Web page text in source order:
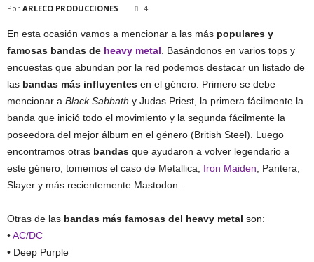
Por ARLECO PRODUCCIONES 4
En esta ocasión vamos a mencionar a las más populares y
famosas bandas de heavy metal . Basándonos en varios tops y
encuestas que abundan por la red podemos destacar un listado de
las bandas más influyentes en el género. Primero se debe
mencionar a Black Sabbath y Judas Priest, la primera fácilmente la
banda que inició todo el movimiento y la segunda fácilmente la
poseedora del mejor álbum en el género (British Steel). Luego
encontramos otras bandas que ayudaron a volver legendario a
este género, tomemos el caso de Metallica, Iron Maiden , Pantera,
Slayer y más recientemente Mastodon.
Otras de las bandas más famosas del heavy metal son:
•AC/DC
• Deep Purple